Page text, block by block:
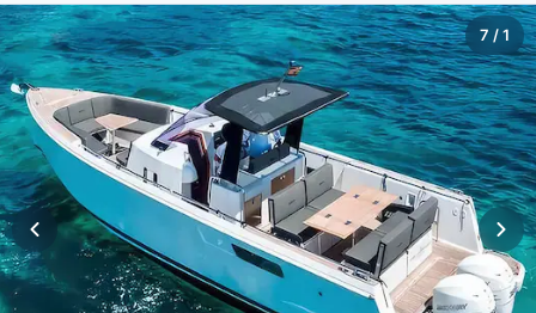
1
/
7